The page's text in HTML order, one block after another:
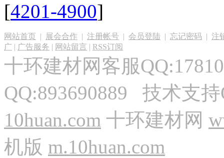
[4201-4900]
网站首页 | 展会合作 | 注册帐号 | 会员登陆 | 忘记密码 | 注
广 | 广告服务 | 网站留言 | RSS订阅
十环建材网客服
QQ:893690889 技术支
10huan.com 十环建材网
机版 m.10huan.com